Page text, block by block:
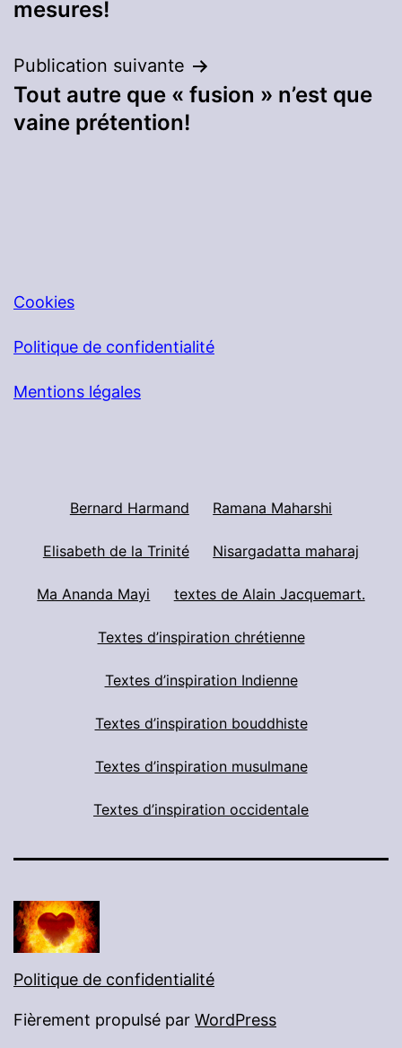
mesures!
Publication suivante
Tout autre que « fusion » n’est que
vaine prétention!
Cookies
Politique de confidentialité
Mentions légales
Bernard Harmand Ramana Maharshi
Elisabeth de la Trinité Nisargadatta maharaj
Ma Ananda Mayi textes de Alain Jacquemart.
Textes d’inspiration chrétienne
Textes d’inspiration Indienne
Textes d’inspiration bouddhiste
Textes d’inspiration musulmane
Textes d’inspiration occidentale
Politique de confidentialité
Fièrement propulsé par WordPress